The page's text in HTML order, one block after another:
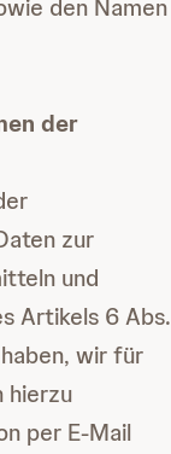
den Namen
der
zur
und
Artikels 6 Abs.
wir für
hierzu
per E-Mail